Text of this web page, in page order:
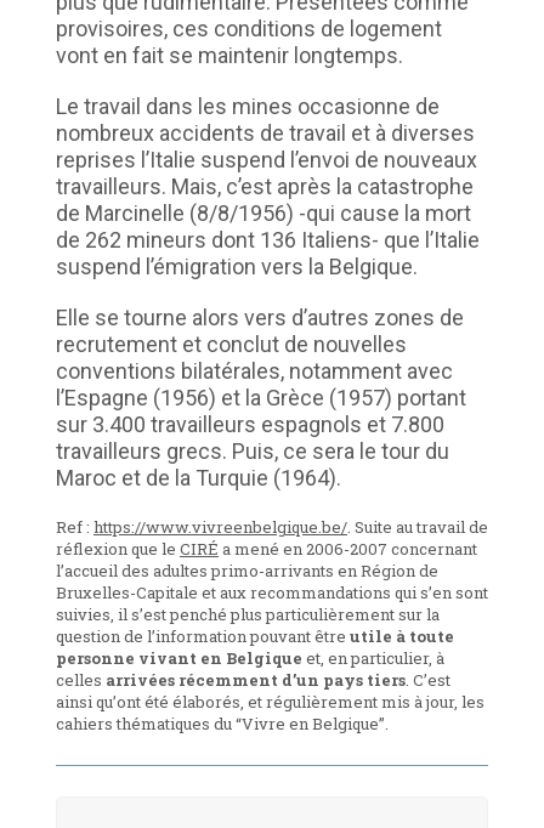
provisoires, ces conditions de logement
vont en fait se maintenir longtemps.
Le travail dans les mines occasionne de
nombreux accidents de travail et à diverses
reprises l’Italie suspend l’envoi de nouveaux
travailleurs. Mais, c’est après la catastrophe
de Marcinelle (8/8/1956) -qui cause la mort
de 262 mineurs dont 136 Italiens- que l’Italie
suspend l’émigration vers la Belgique.
Elle se tourne alors vers d’autres zones de
recrutement et conclut de nouvelles
conventions bilatérales, notamment avec
l’Espagne (1956) et la Grèce (1957) portant
sur 3.400 travailleurs espagnols et 7.800
travailleurs grecs. Puis, ce sera le tour du
Maroc et de la Turquie (1964).
Ref : https://www.vivreenbelgique.be/. Suite au travail de
réflexion que le CIRÉ a mené en 2006-2007 concernant
l’accueil des adultes primo-arrivants en Région de
Bruxelles-Capitale et aux recommandations qui s’en sont
suivies, il s’est penché plus particulièrement sur la
question de l’information pouvant être utile à toute
personne vivant en Belgique et, en particulier, à
celles arrivées récemment d’un pays tiers. C’est
ainsi qu’ont été élaborés, et régulièrement mis à jour, les
cahiers thématiques du “Vivre en Belgique”.